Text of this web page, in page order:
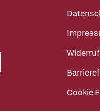
Cookie